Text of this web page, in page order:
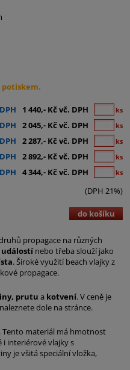
potiskem.
1 440,- Kč vč. DPH ks
2 045,- Kč vč. DPH ks
2 287,- Kč vč. DPH ks
2 892,- Kč vč. DPH ks
4 344,- Kč vč. DPH ks
(DPH 21%)
do košíku
propagace na různých
nebo třeba slouží jako
. Široké využití beach vlajky z
propagace.
prutu a kotvení. V ceně je
dole na stránce.
. Tento materiál má hmotnost
i interiérové vlajky s
je všitá speciální vložka,